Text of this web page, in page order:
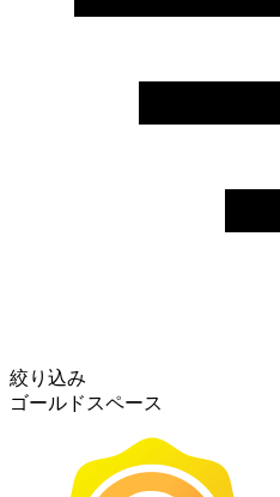
絞り込み
ゴールドスペース